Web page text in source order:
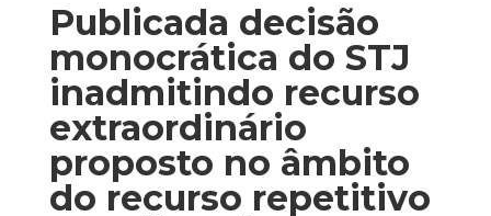
Publicada decisão
monocrática do STJ
inadmitindo recurso
extraordinário
proposto no âmbito
do recurso repetitivo